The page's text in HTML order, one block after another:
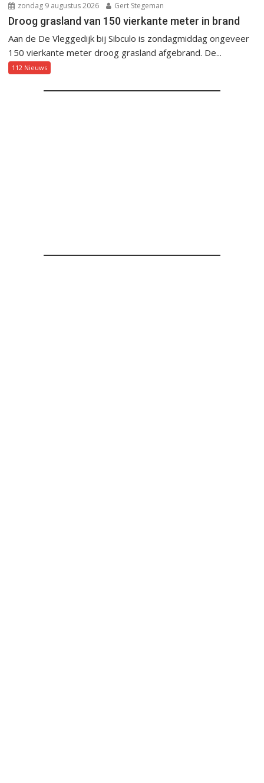
zondag 9 augustus 2026 Gert Stegeman
Droog grasland van 150 vierkante meter in brand
Aan de De Vleggedijk bij Sibculo is zondagmiddag ongeveer
150 vierkante meter droog grasland afgebrand. De...
112 Nieuws